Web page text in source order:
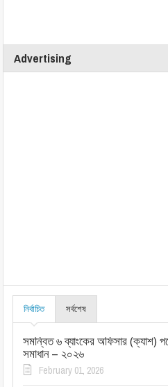
Advertising
নির্বাচিত সর্বশেষ
সমন্বিত ৬ ব্যাংকের অফিসার (ক্যাশ)
সমাধান – ২০২৬
February 01, 2026